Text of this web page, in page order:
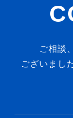
ご相談
ございまし